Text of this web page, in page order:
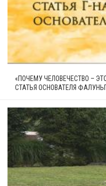
«ПОЧЕМУ ЧЕЛОВЕЧЕСТВО –
СТАТЬЯ ОСНОВАТЕЛЯ